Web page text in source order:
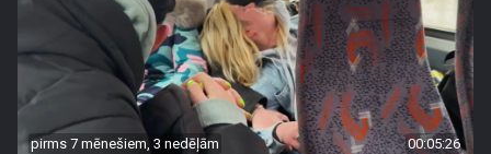
pirms 7 mēnešiem, 3 nedēļām 00:05:26